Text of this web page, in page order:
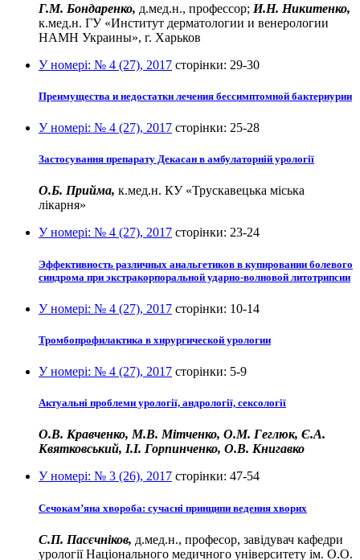
Г.М. Бондаренко, д.мед.н., профессор; И.Н. Никитенко,
к.мед.н. ГУ «Институт дерматологии и венерологии
НАМН Украины», г. Харьков
У номері: № 4 (27), 2017 сторінки: 29-30
Преимущества и недостатки лечения бессимптомной бактериурии
У номері: № 4 (27), 2017 сторінки: 25-28
Застосування препарату Декасан в амбулаторній урології
О.Б. Прийма, к.мед.н. КУ «Трускавецька міська
лікарня»
У номері: № 4 (27), 2017 сторінки: 23-24
Эффективность различных анальгетиков в купировании болевого
синдрома при экстракорпоральной ударно-волновой литотрипсии
У номері: № 4 (27), 2017 сторінки: 10-14
Тромбопрофилактика в хирургической урологии
У номері: № 4 (27), 2017 сторінки: 5-9
Актуальні проблеми урології, андрології, сексології
О.В. Кравченко, М.В. Мітченко, О.М. Геглюк, Є.А.
Квятковський, І.І. Горпинченко, О.В. Книгавко
У номері: № 3 (26), 2017 сторінки: 47-54
Сечокам’яна хвороба: сучасні принципи ведення хворих
С.П. Пасєчніков, д.мед.н., професор, завідувач кафедри
урології Національного медичного університету ім. О.О.